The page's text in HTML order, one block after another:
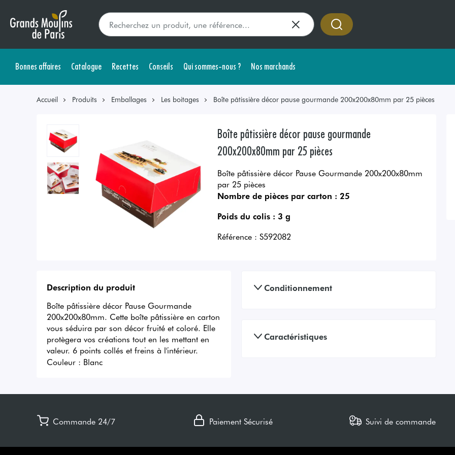
Bonnes affaires Catalogue Recettes Conseils Qui sommes-nous ? Nos marchands
Accueil Produits Emballages Les boitages Boîte pâtissière décor pause gourmande 200x200x80mm par 25 pièces
Boîte pâtissière décor pause gourmande
200x200x80mm par 25 pièces
Boîte pâtissière décor Pause Gourmande 200x200x80mm
par 25 pièces
Nombre de pièces par carton : 25
Poids du colis : 3 g
Référence : S592082
Description du produit
Boîte pâtissière décor Pause Gourmande
200x200x80mm. Cette boîte pâtissière en carton
vous séduira par son décor fruité et coloré. Elle
protègera vos créations tout en les mettant en
valeur. 6 points collés et freins à l'intérieur.
Couleur : Blanc
Conditionnement
Caractéristiques
Commande 24/7 Paiement Sécurisé Suivi de commande